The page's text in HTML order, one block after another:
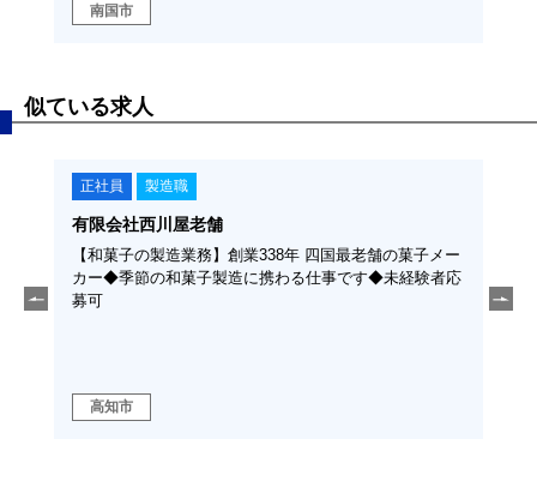
南国市
似ている求人
正社員 製造職
有限会社西川屋老舗
【和菓子の製造業務】創業338年 四国最老舗の菓子メー
カー◆季節の和菓子製造に携わる仕事です◆未経験者応
募可
高知市
い大人用
機械化さ